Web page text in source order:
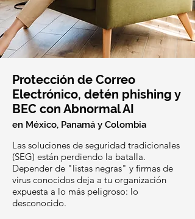
Protección de Correo
Electrónico, detén phishing y
BEC con Abnormal AI
en México, Panamá y Colombia
Las soluciones de seguridad tradicionales
(SEG) están perdiendo la batalla.
Depender de "listas negras" y firmas de
virus conocidos deja a tu organización
expuesta a lo más peligroso: lo
desconocido.